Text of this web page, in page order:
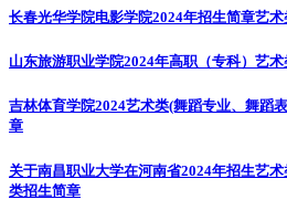
长春光华学院电影学院2024年招生简章艺术
山东旅游职业学院2024年高职（专科）艺
吉林体育学院2024艺术类(舞蹈专业、舞蹈
章
关于南昌职业大学在河南省2024年招生艺
类招生简章